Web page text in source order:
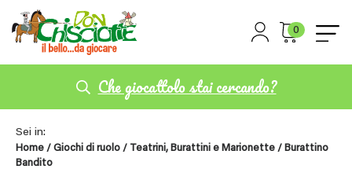
0
Che giocattolo stai cercando?
Sei in:
Home / Giochi di ruolo / Teatrini, Burattini e Marionette / Burattino
Bandito